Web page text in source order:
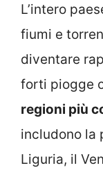
L’intero
fiumi e
diventare
forti piogge
regioni più
includono la
Liguria, il